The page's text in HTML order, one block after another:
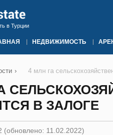
в Турции
НЕДВИЖИМОСТЬ
› 4 млн га
В ЗАЛОГЕ
(обновлено: 11.02.2022)